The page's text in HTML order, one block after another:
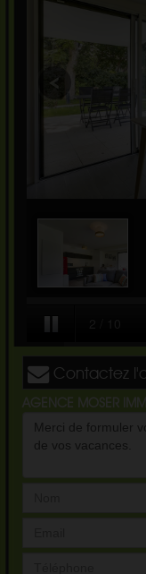
Contactez
AGENCE MOSER